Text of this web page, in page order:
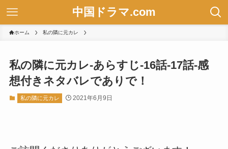
中国ドラマ.com
ホーム 私の隣に元カレ
私の隣に元カレ-あらすじ-16話-17話-感
想付きネタバレでありで！
私の隣に元カレ 2021年6月9日